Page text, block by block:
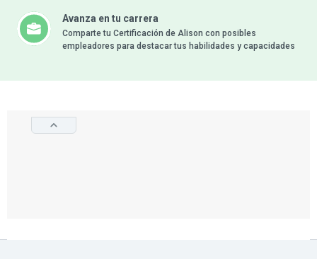
Avanza en tu carrera
Comparte tu Certificación de Alison con posibles
empleadores para destacar tus habilidades y capacidades